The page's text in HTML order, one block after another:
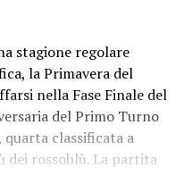
stagione regolare
la Primavera del
nella Fase Finale del
del Primo Turno
classificata a
rossoblù. La partita